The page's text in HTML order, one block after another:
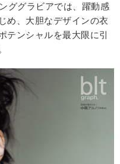
ググラビアでは、躍動感
め、大胆なデザインの衣
テンシャルを最大限に引